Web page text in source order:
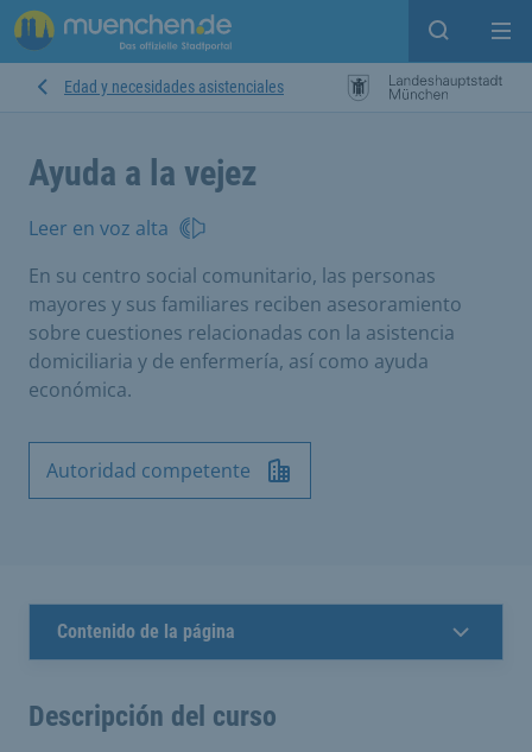
Open
Edad y necesidades asistenciales
Ayuda a la vejez
Leer en voz alta
En su centro social comunitario, las personas
mayores y sus familiares reciben asesoramiento
sobre cuestiones relacionadas con la asistencia
domiciliaria y de enfermería, así como ayuda
económica.
Autoridad competente
Contenido de la página
Descripción del curso